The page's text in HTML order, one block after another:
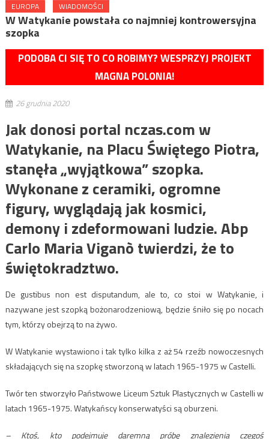
EUROPA WIADOMOŚCI
W Watykanie powstała co najmniej kontrowersyjna
szopka
PODOBA CI SIĘ TO CO ROBIMY? WESPRZYJ PROJEKT
MAGNA POLONIA!
26 grudnia 2020
Jak donosi portal nczas.com w
Watykanie, na Placu Świętego Piotra,
stanęła „wyjątkowa” szopka.
Wykonane z ceramiki, ogromne
figury, wyglądają jak kosmici,
demony i zdeformowani ludzie. Abp
Carlo Maria Viganò twierdzi, że to
świętokradztwo.
De gustibus non est disputandum, ale to, co stoi w Watykanie, i
nazywane jest szopką bożonarodzeniową, będzie śniło się po nocach
tym, którzy obejrzą to na żywo.
W Watykanie wystawiono i tak tylko kilka z aż 54 rzeźb nowoczesnych
składających się na szopkę stworzoną w latach 1965-1975 w Castelli.
Twór ten stworzyło Państwowe Liceum Sztuk Plastycznych w Castelli w
latach 1965-1975. Watykańscy konserwatyści są oburzeni.
– Ktoś, kto podejmuje daremną próbę znalezienia czegoś